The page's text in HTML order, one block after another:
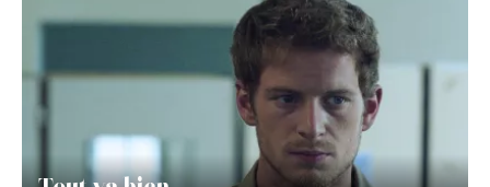
Tout va bien